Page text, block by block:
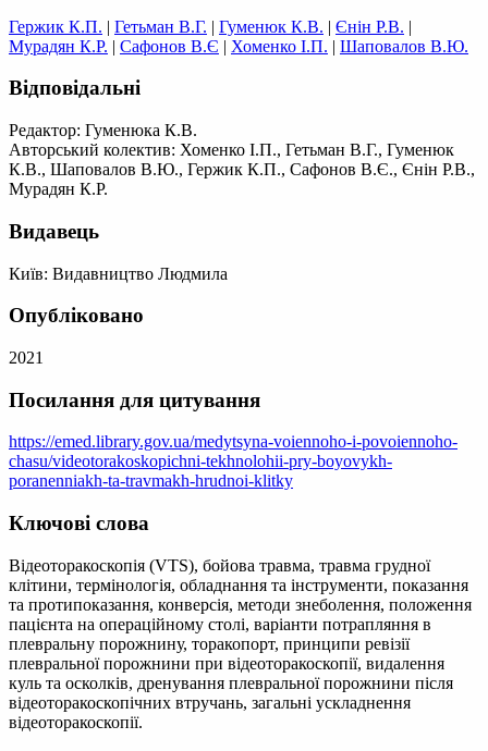
Гержик К.П. | Гетьман В.Г. | Гуменюк К.В. | Єнін Р.В. |
Мурадян К.Р. | Сафонов В.Є | Хоменко І.П. | Шаповалов В.Ю.
Відповідальні
Редактор: Гуменюка К.В.
Авторський колектив: Хоменко І.П., Гетьман В.Г., Гуменюк
К.В., Шаповалов В.Ю., Гержик К.П., Сафонов В.Є., Єнін Р.В.,
Мурадян К.Р.
Видавець
Київ: Видавництво Людмила
Опубліковано
2021
Посилання для цитування
https://emed.library.gov.ua/medytsyna-voiennoho-i-povoiennoho-
chasu/videotorakoskopichni-tekhnolohii-pry-boyovykh-
poranenniakh-ta-travmakh-hrudnoi-klitky
Ключові слова
Відеоторакоскопія (VTS), бойова травма, травма грудної
клітини, термінологія, обладнання та інструменти, показання
та протипоказання, конверсія, методи знеболення, положення
пацієнта на операційному столі, варіанти потрапляння в
плевральну порожнину, торакопорт, принципи ревізії
плевральної порожнини при відеоторакоскопії, видалення
куль та осколків, дренування плевральної порожнини після
відеоторакоскопічних втручань, загальні ускладнення
відеоторакоскопії.